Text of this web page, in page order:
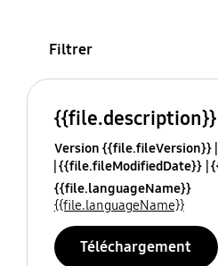
Filtrer
{{file.description}}
Version {{file.fileVersion}}
{{file.fileModifiedDate}}
{{file.languageName}}
{{file.languageName}}
Téléchargement